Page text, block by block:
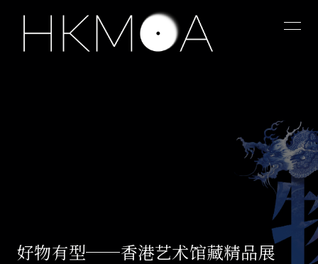
好物有型──香港艺术馆藏精品展